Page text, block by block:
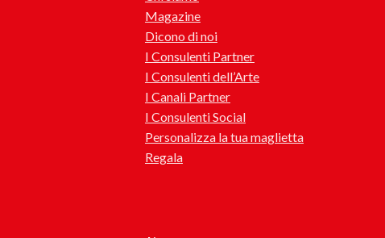
Magazine
Dicono di noi
I Consulenti Partner
I Consulenti dell’Arte
I Canali Partner
I Consulenti Social
Personalizza la tua maglietta
Regala